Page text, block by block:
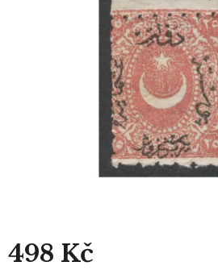
498 Kč